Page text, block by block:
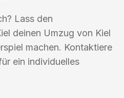
Lass den
deinen Umzug von Kiel
machen. Kontaktiere
ein individuelles